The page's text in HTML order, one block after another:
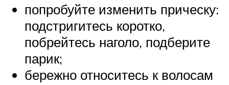
попробуйте изменить прическу:
подстригитесь коротко,
побрейтесь наголо, подберите
парик;
бережно относитесь к волосам